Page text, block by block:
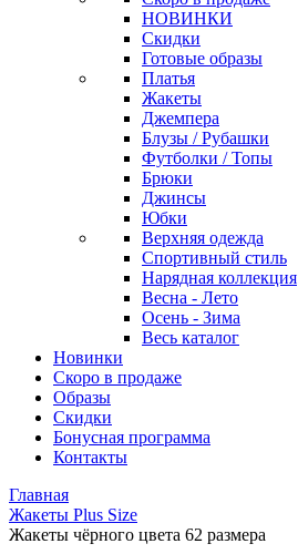
НОВИНКИ
Скидки
Готовые образы
Платья
Жакеты
Джемпера
Блузы / Рубашки
Футболки / Топы
Брюки
Джинсы
Юбки
Верхняя одежда
Спортивный стиль
Нарядная коллекция
Весна - Лето
Осень - Зима
Весь каталог
Новинки
Скоро в продаже
Образы
Скидки
Бонусная программа
Контакты
Главная
Жакеты Plus Size
Жакеты чёрного цвета 62 размера